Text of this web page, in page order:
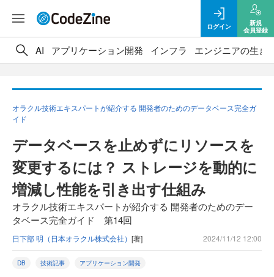
ログイン
新規
会員登録
AI アプリケーション開発 インフラ エンジニアの生き
オラクル技術エキスパートが紹介する 開発者のためのデータベース完全ガ
イド
データベースを止めずにリソースを
変更するには？ ストレージを動的に
増減し性能を引き出す仕組み
オラクル技術エキスパートが紹介する 開発者のためのデー
タベース完全ガイド 第14回
日下部 明（日本オラクル株式会社） [著] 2024/11/12 12:00
DB 技術記事 アプリケーション開発